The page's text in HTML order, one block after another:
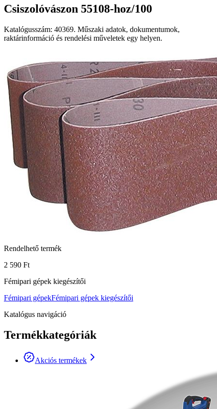
Csiszolóvászon 55108-hoz/100
Katalógusszám: 40369. Műszaki adatok, dokumentumok,
raktárinformáció és rendelési műveletek egy helyen.
Rendelhető termék
2 590 Ft
Fémipari gépek kiegészítői
Fémipari gépekFémipari gépek kiegészítői
Katalógus navigáció
Termékkategóriák
Akciós termékek